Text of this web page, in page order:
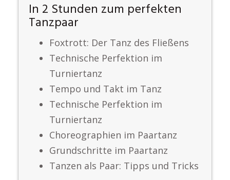
In 2 Stunden zum perfekten
Tanzpaar
Foxtrott: Der Tanz des Fließens
Technische Perfektion im
Turniertanz
Tempo und Takt im Tanz
Technische Perfektion im
Turniertanz
Choreographien im Paartanz
Grundschritte im Paartanz
Tanzen als Paar: Tipps und Tricks